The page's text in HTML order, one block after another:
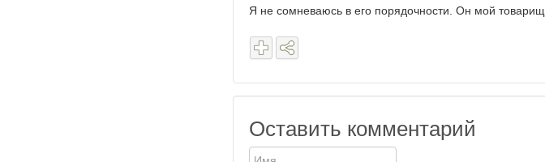
Я не сомневаюсь в его порядочности. Он мой товарищ.
Оставить комментарий